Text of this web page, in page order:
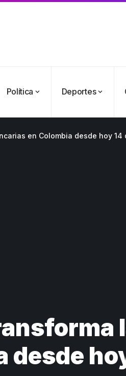
Política Deportes
en Colombia desde hoy 14
desde